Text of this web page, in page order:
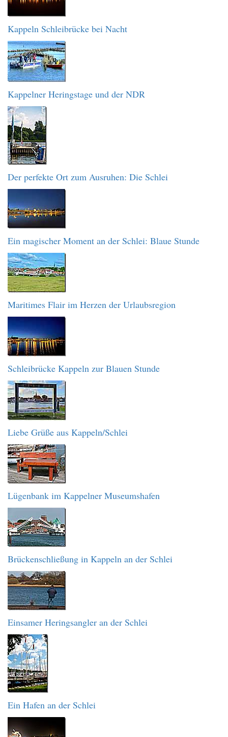
Kappeln Schleibrücke bei Nacht
Kappelner Heringstage und der NDR
Der perfekte Ort zum Ausruhen: Die Schlei
Ein magischer Moment an der Schlei: Blaue Stunde
Maritimes Flair im Herzen der Urlaubsregion
Schleibrücke Kappeln zur Blauen Stunde
Liebe Grüße aus Kappeln/Schlei
Lügenbank im Kappelner Museumshafen
Brückenschließung in Kappeln an der Schlei
Einsamer Heringsangler an der Schlei
Ein Hafen an der Schlei